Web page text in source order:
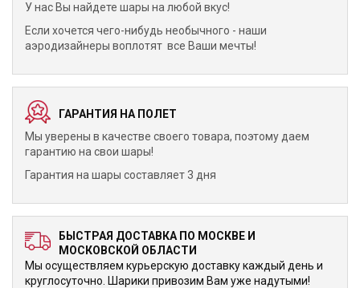
У нас Вы найдете шары на любой вкус!
Если хочется чего-нибудь необычного - наши
аэродизайнеры воплотят все Ваши мечты!
ГАРАНТИЯ НА ПОЛЕТ
Мы уверены в качестве своего товара, поэтому даем
гарантию на свои шары!
Гарантия на шары составляет 3 дня
БЫСТРАЯ ДОСТАВКА ПО МОСКВЕ И
МОСКОВСКОЙ ОБЛАСТИ
Мы осуществляем курьерскую доставку каждый день и
круглосуточно. Шарики привозим Вам уже надутыми!